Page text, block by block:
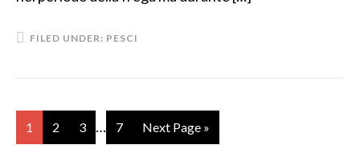
FILED UNDER: PESCI
1 2 3 … 7 Next Page »